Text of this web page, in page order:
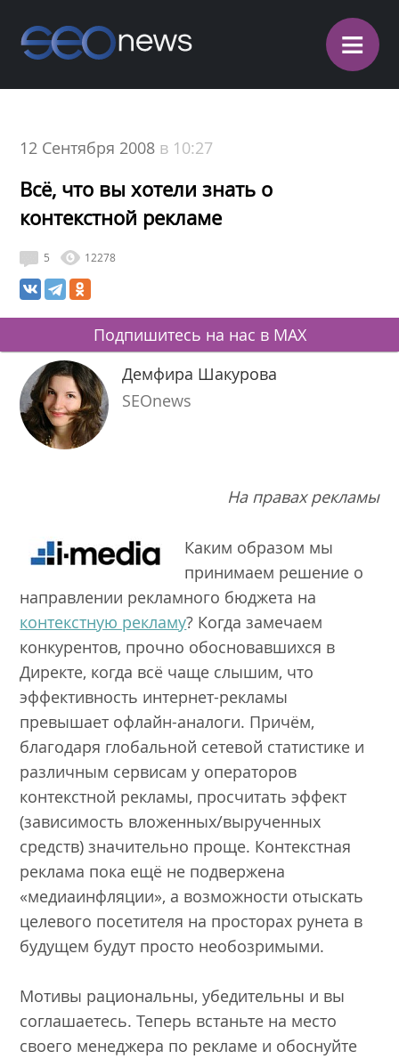
≡
12 Сентября 2008 в 10:27
Всё, что вы хотели знать о
контекстной рекламе
5 12278
Подпишитесь на нас в MAX
Демфира Шакурова
SEOnews
На правах рекламы
Каким образом мы
принимаем решение о
направлении рекламного бюджета на
контекстную рекламу? Когда замечаем
конкурентов, прочно обосновавшихся в
Директе, когда всё чаще слышим, что
эффективность интернет-рекламы
превышает офлайн-аналоги. Причём,
благодаря глобальной сетевой статистике и
различным сервисам у операторов
контекстной рекламы, просчитать эффект
(зависимость вложенных/вырученных
средств) значительно проще. Контекстная
реклама пока ещё не подвержена
«медиаинфляции», а возможности отыскать
целевого посетителя на просторах рунета в
будущем будут просто необозримыми.
Мотивы рациональны, убедительны и вы
соглашаетесь. Теперь встаньте на место
своего менеджера по рекламе и обоснуйте